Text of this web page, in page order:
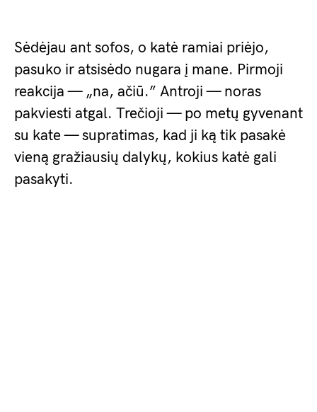
Sėdėjau ant sofos, o katė ramiai priėjo,
pasuko ir atsisėdo nugara į mane. Pirmoji
reakcija — „na, ačiū.” Antroji — noras
pakviesti atgal. Trečioji — po metų gyvenant
su kate — supratimas, kad ji ką tik pasakė
vieną gražiausių dalykų, kokius katė gali
pasakyti.